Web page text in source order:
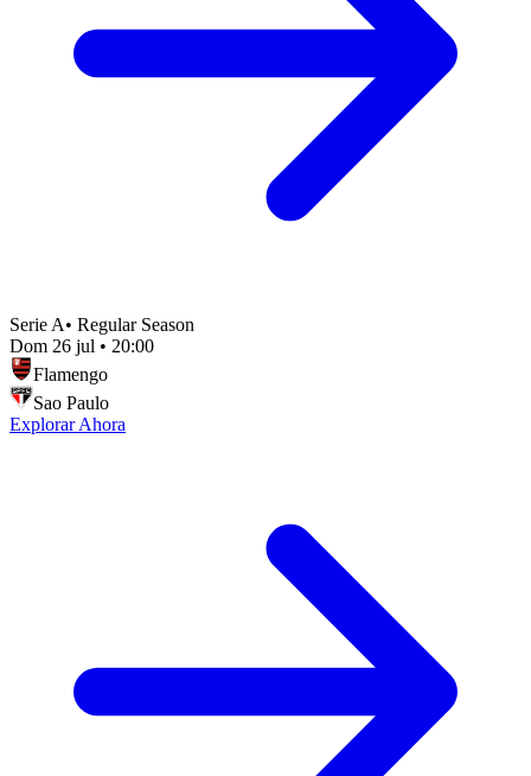
Serie A• Regular Season
Dom 26 jul • 20:00
Flamengo
Sao Paulo
Explorar Ahora